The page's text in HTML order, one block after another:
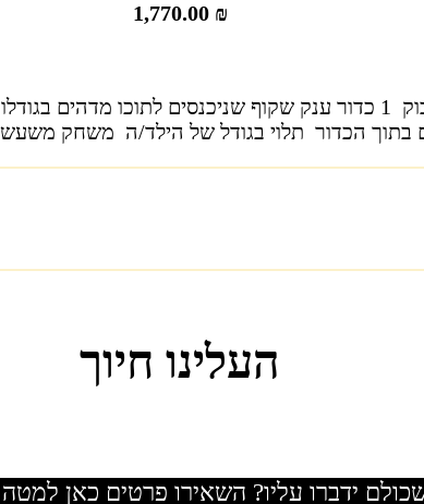
1,770.00 ₪
בתוך הכדור תלוי בגודל של הילד/ה משחק
העלינו חיוך
ידברו עליו? השאירו פרטים כאן